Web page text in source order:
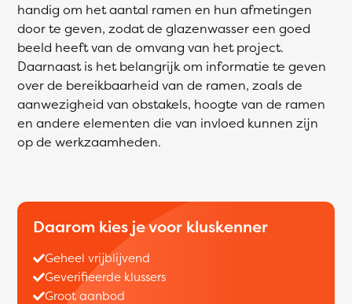
handig om het aantal ramen en hun afmetingen
door te geven, zodat de glazenwasser een goed
beeld heeft van de omvang van het project.
Daarnaast is het belangrijk om informatie te geven
over de bereikbaarheid van de ramen, zoals de
aanwezigheid van obstakels, hoogte van de ramen
en andere elementen die van invloed kunnen zijn
op de werkzaamheden.
Daarom kies je voor kluskenner
Geheel vrijblijvend
Geverifieerde klussers
Groot aanbod